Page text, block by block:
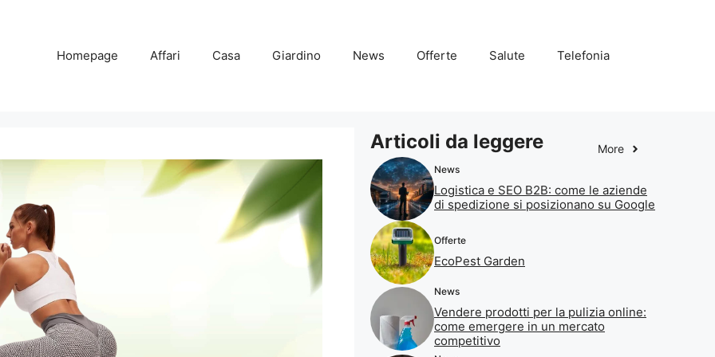
Homepage Affari Casa Giardino News Offerte Salute Telefonia
Articoli da leggere More
News
Logistica e SEO B2B: come le aziende
di spedizione si posizionano su Google
Offerte
EcoPest Garden
News
Vendere prodotti per la pulizia online:
come emergere in un mercato
competitivo